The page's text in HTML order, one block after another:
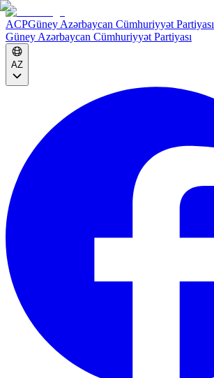
ACPGüney Azərbaycan Cümhuriyyət Partiyası
Güney Azərbaycan Cümhuriyyət Partiyası
AZ